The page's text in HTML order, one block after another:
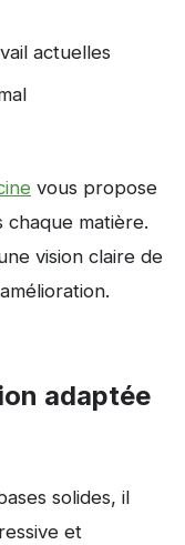
actuelles
vous propose
chaque matière.
vision claire de
adaptée
solides, il
et